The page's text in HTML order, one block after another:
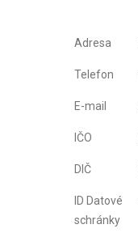
Adresa
Telefon
E-mail
IČO
DIČ
ID Datové
schránky